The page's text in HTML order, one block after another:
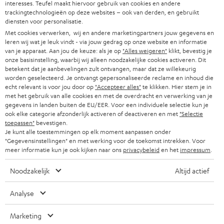
w
s
b
r
i
e
f
HIFI-SPEAKERS
BLUETOOTH
KOPTELEFOONS
BLUETOOTH KOPTELEFOONS
COMPLETE SETS
SPEAKERS
ULTIMA
IN-EAR
FANSHOP
PERS & MARKETING
B2B
PARTNERPROGRAMMA
BLOG
NEWSLETTER
STORES
TEUFEL VOORDELEN
OOSTENRIJK
ZWITSERLAND
NEDERLAND
BELGIË
FRANKRIJK
POLEN
ITALIË
'Kennelijke' (typ)fouten voorbehouden. De op de foto's afgebeelde
accessoires zijn niet bij de levering inbegrepen. Eventuele
interesses. Teufel maakt hiervoor gebruik van cookies en andere
trackingtechnologieën op deze websites – ook van derden, en gebruikt
diensten voor personalisatie.
Met cookies verwerken, wij en andere marketingpartners jouw gegevens en
leren wij wat je leuk vindt - via jouw gedrag op onze website en informatie
van je apparaat. Aan jou de keuze: als je op "Alles weigeren" klikt, bevestig je
onze basisinstelling, waarbij wij alleen noodzakelijke cookies activeren. Dit
betekent dat je aanbevelingen zult ontvangen, maar dat ze willekeurig
worden geselecteerd. Je ontvangt gepersonaliseerde reclame en inhoud die
echt relevant is voor jou door op "Accepteer alles"te klikken. Hier stem je in
met het gebruik van alle cookies en met de overdracht en verwerking van je
gegevens in landen buiten de EU/EER. Voor een individuele selectie kun je
ook elke categorie afzonderlijk activeren of deactiveren en met "Selectie
toepassen" bevestigen.
Je kunt alle toestemmingen op elk moment aanpassen onder
"Gegevensinstellingen" en met werking voor de toekomst intrekken. Voor
meer informatie kun je ook kijken naar ons privacybeleiden het impressum
Noodzakelijk Altijd actief
Analyse
Marketing